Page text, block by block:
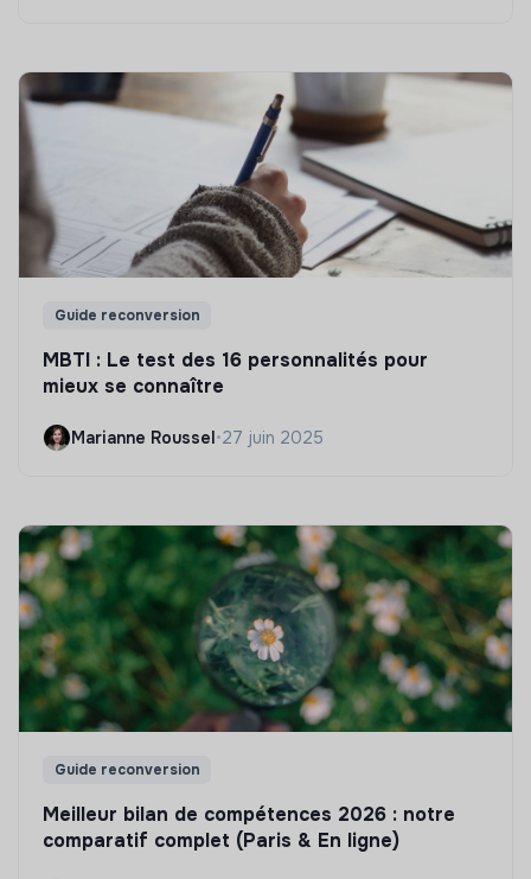
Guide reconversion
MBTI : Le test des 16 personnalités pour
mieux se connaître
Marianne Roussel•27 juin 2025
Guide reconversion
Meilleur bilan de compétences 2026 : notre
comparatif complet (Paris & En ligne)